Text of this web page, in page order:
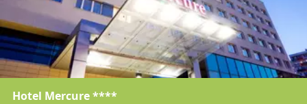
Hotel Mercure ****